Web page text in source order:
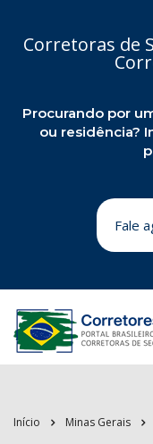
Corretoras de
Procurando por
ou residência?
Fale
Início Minas Gerais